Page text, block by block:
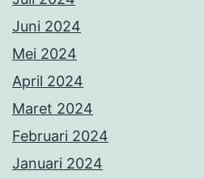
Juni 2024
Mei 2024
April 2024
Maret 2024
Februari 2024
Januari 2024